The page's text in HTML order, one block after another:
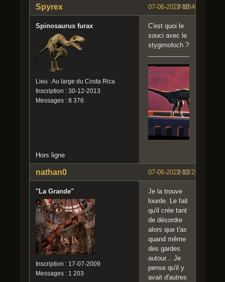
#486
07-06-2022 10:40:52
Spyrex
Spinosaurus furax
Lieu : Au large du Costa Rica
Inscription : 30-12-2013
Messages : 8 376
C'est quoi le
souci avec le
stygimoloch ?
Hors ligne
#487
07-06-2022 13:25:11
nathan0
"La Grande"
Inscription : 17-07-2009
Messages : 1 203
Je la trouve
lourde. Le fait
qu'il crée tant
de désordre
alors que t'as
quand même
des gardes
autour... Je
pense qu'il y
avait d'autres